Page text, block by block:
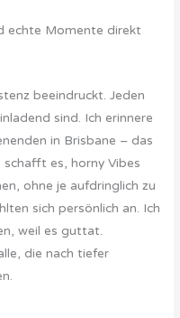
echte Momente direkt
beeindruckt. Jeden
sind. Ich erinnere
in Brisbane – das
es, horny Vibes
ohne je aufdringlich zu
sich persönlich an. Ich
weil es guttat.
die nach tiefer